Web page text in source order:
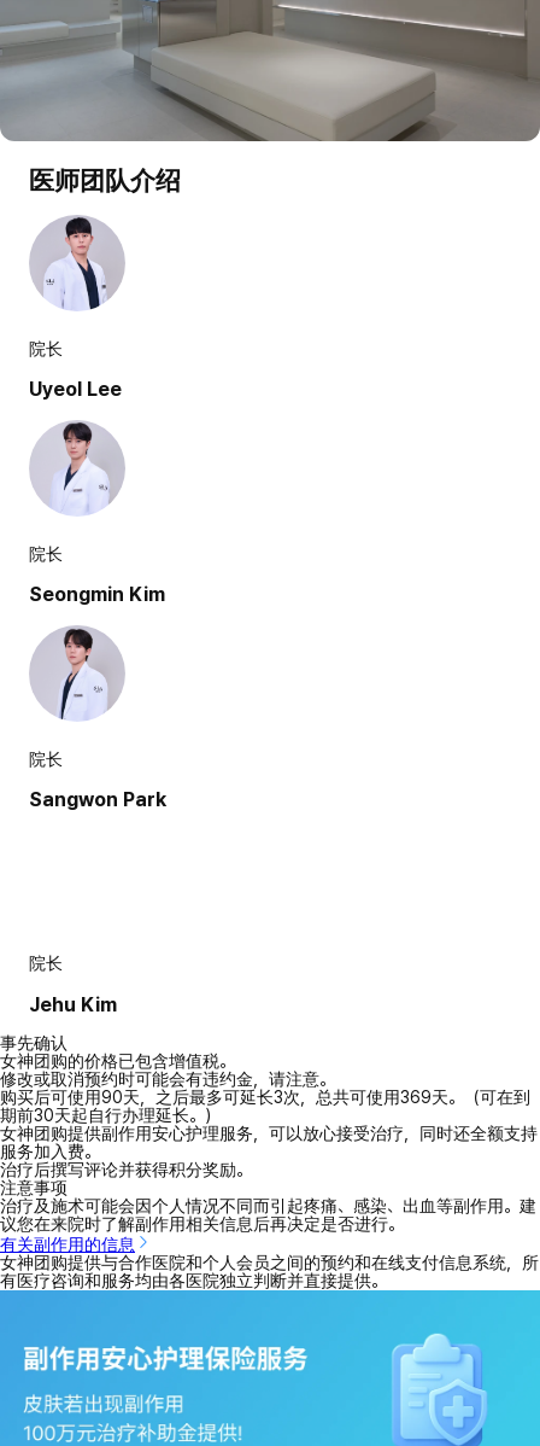
医师团队介绍
院长
Uyeol Lee
院长
Seongmin Kim
院长
Sangwon Park
院长
Jehu Kim
事先确认
女神团购的价格已包含增值税。
修改或取消预约时可能会有违约金，请注意。
购买后可使用90天，之后最多可延长3次，总共可使用369天。（可在到
期前30天起自行办理延长。）
女神团购提供副作用安心护理服务，可以放心接受治疗，同时还全额支持
服务加入费。
治疗后撰写评论并获得积分奖励。
注意事项
治疗及施术可能会因个人情况不同而引起疼痛、感染、出血等副作用。建
议您在来院时了解副作用相关信息后再决定是否进行。
有关副作用的信息
女神团购提供与合作医院和个人会员之间的预约和在线支付信息系统，所
有医疗咨询和服务均由各医院独立判断并直接提供。